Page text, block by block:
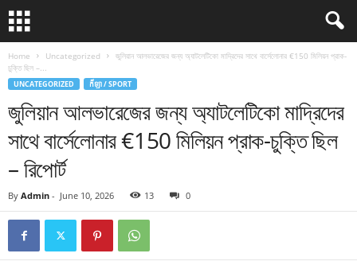
Home Uncategorized
জুলিয়ান আলভারেজের জন্য অ্যাটলেটিকো মাদ্রিদের সাথে বার্সেলোনার €150 মিলিয়ন প্রাক-
চুক্তি ছিল –...
UNCATEGORIZED កីឡា / SPORT
জুলিয়ান আলভারেজের জন্য অ্যাটলেটিকো মাদ্রিদের
সাথে বার্সেলোনার €150 মিলিয়ন প্রাক-চুক্তি ছিল
– রিপোর্ট
By Admin - June 10, 2026 13 0